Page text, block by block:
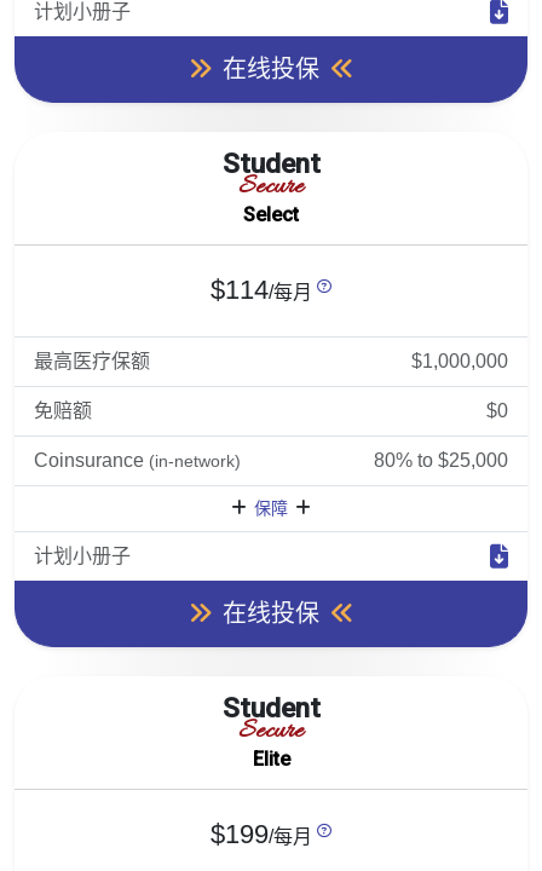
计划小册子
在线投保
Student
Secure
Select
$114/每月
最高医疗保额 $1,000,000
免赔额 $0
Coinsurance (in-network) 80% to $25,000
保障
计划小册子
在线投保
Student
Secure
Elite
$199/每月